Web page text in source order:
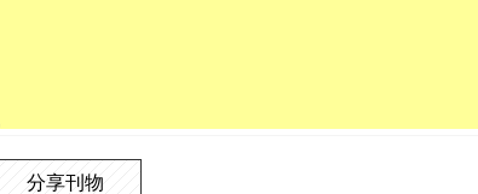
分享刊物